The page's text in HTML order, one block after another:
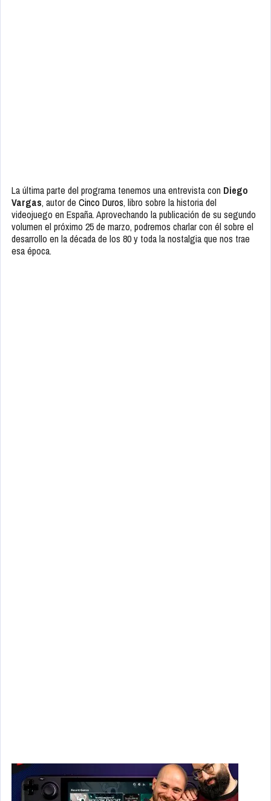
La última parte del programa tenemos una entrevista con Diego
Vargas, autor de Cinco Duros, libro sobre la historia del
videojuego en España. Aprovechando la publicación de su segundo
volumen el próximo 25 de marzo, podremos charlar con él sobre el
desarrollo en la década de los 80 y toda la nostalgia que nos trae
esa época.